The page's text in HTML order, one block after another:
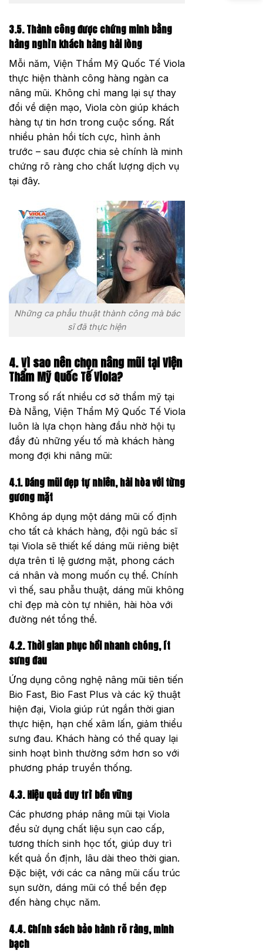
3.5. Thành công được chứng minh bằng
hàng nghìn khách hàng hài lòng
Mỗi năm, Viện Thẩm Mỹ Quốc Tế Viola
thực hiện thành công hàng ngàn ca
nâng mũi. Không chỉ mang lại sự thay
đổi về diện mạo, Viola còn giúp khách
hàng tự tin hơn trong cuộc sống. Rất
nhiều phản hồi tích cực, hình ảnh
trước – sau được chia sẻ chính là minh
chứng rõ ràng cho chất lượng dịch vụ
tại đây.
Những ca phẫu thuật thành công mà bác
sĩ đã thực hiện
4. Vì sao nên chọn nâng mũi tại Viện
Thẩm Mỹ Quốc Tế Viola?
Trong số rất nhiều cơ sở thẩm mỹ tại
Đà Nẵng, Viện Thẩm Mỹ Quốc Tế Viola
luôn là lựa chọn hàng đầu nhờ hội tụ
đầy đủ những yếu tố mà khách hàng
mong đợi khi nâng mũi:
4.1. Dáng mũi đẹp tự nhiên, hài hòa với từng
gương mặt
Không áp dụng một dáng mũi cố định
cho tất cả khách hàng, đội ngũ bác sĩ
tại Viola sẽ thiết kế dáng mũi riêng biệt
dựa trên tỉ lệ gương mặt, phong cách
cá nhân và mong muốn cụ thể. Chính
vì thế, sau phẫu thuật, dáng mũi không
chỉ đẹp mà còn tự nhiên, hài hòa với
đường nét tổng thể.
4.2. Thời gian phục hồi nhanh chóng, ít
sưng đau
Ứng dụng công nghệ nâng mũi tiên tiến
Bio Fast, Bio Fast Plus và các kỹ thuật
hiện đại, Viola giúp rút ngắn thời gian
thực hiện, hạn chế xâm lấn, giảm thiểu
sưng đau. Khách hàng có thể quay lại
sinh hoạt bình thường sớm hơn so với
phương pháp truyền thống.
4.3. Hiệu quả duy trì bền vững
Các phương pháp nâng mũi tại Viola
đều sử dụng chất liệu sụn cao cấp,
tương thích sinh học tốt, giúp duy trì
kết quả ổn định, lâu dài theo thời gian.
Đặc biệt, với các ca nâng mũi cấu trúc
sụn sườn, dáng mũi có thể bền đẹp
đến hàng chục năm.
4.4. Chính sách bảo hành rõ ràng, minh
bạch